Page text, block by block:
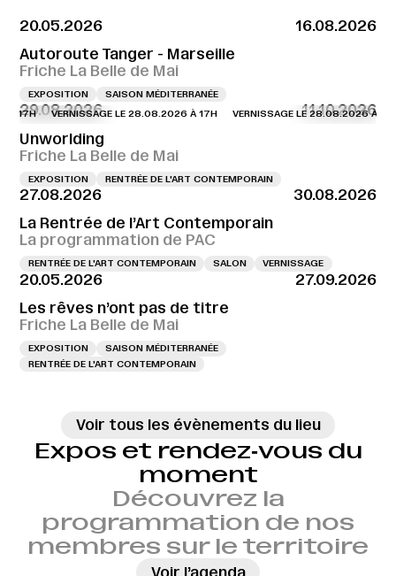
20.05.2026
16.08.2026
Autoroute Tanger - Marseille
Friche La Belle de Mai
EXPOSITION SAISON MÉDITERRANÉE
29.08.2026 11.10.2026
17H VERNISSAGE LE 28.08.2026 À 17H VERNISSAGE LE 28.08.2026 À 17H
Unworlding
Friche La Belle de Mai
EXPOSITION RENTRÉE DE L'ART CONTEMPORAIN
27.08.2026
30.08.2026
La Rentrée de l’Art Contemporain
La programmation de PAC
RENTRÉE DE L'ART CONTEMPORAIN SALON VERNISSAGE
20.05.2026
27.09.2026
Les rêves n’ont pas de titre
Friche La Belle de Mai
EXPOSITION
SAISON MÉDITERRANÉE
RENTRÉE DE L'ART CONTEMPORAIN
Voir tous les évènements du lieu
Expos et rendez‑vous du
moment
Découvrez la
programmation de nos
membres sur le territoire
Voir l’agenda